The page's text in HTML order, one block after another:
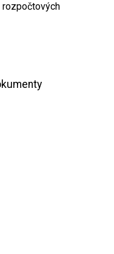
rozpočtových